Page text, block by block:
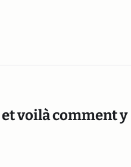
voilà comment y